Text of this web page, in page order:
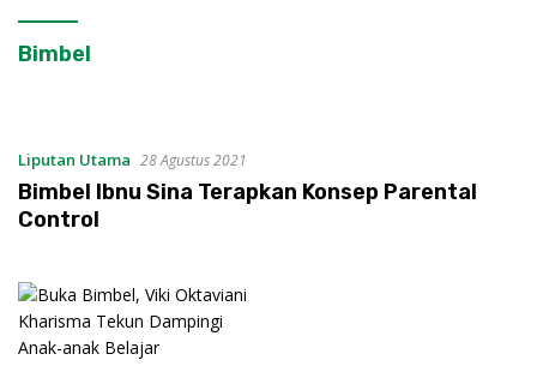
Bimbel
Liputan Utama 28 Agustus 2021
Bimbel Ibnu Sina Terapkan Konsep Parental
Control